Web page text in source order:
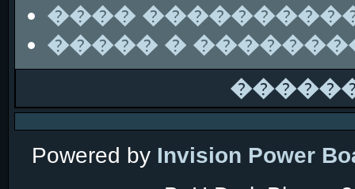
����
����� �
Powered by Invision Power